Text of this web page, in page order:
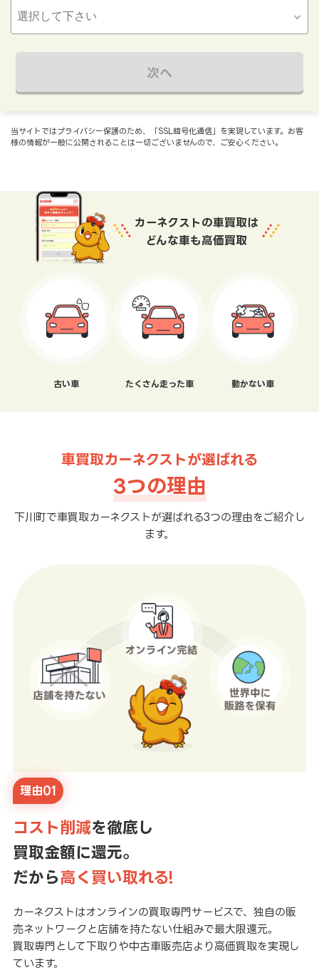
次へ
当サイトではプライバシー保護のため、「SSL暗号化通信」を実現しています。お客
様の情報が一般に公開されることは一切ございませんので、ご安心ください。
カーネクストの車買取は
どんな車も高価買取
古い車 たくさん走った車 動かない車
車買取カーネクストが選ばれる
3つの理由
下川町で車買取カーネクストが選ばれる3つの理由をご紹介し
ます。
理由01
コスト削減を徹底し
買取金額に還元。
だから高く買い取れる!
カーネクストはオンラインの買取専門サービスで、独自の販
売ネットワークと店舗を持たない仕組みで最大限還元。
買取専門として下取りや中古車販売店より高価買取を実現し
ています。